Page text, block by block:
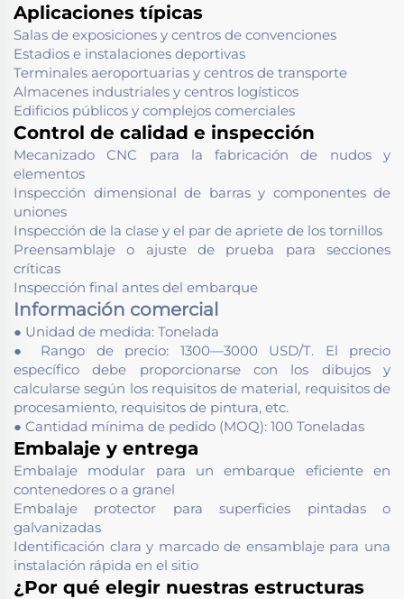
Aplicaciones típicas
Salas de exposiciones y centros de convenciones
Estadios e instalaciones deportivas
Terminales aeroportuarias y centros de transporte
Almacenes industriales y centros logísticos
Edificios públicos y complejos comerciales
Control de calidad e inspección
Mecanizado CNC para la fabricación de nudos y
elementos
Inspección dimensional de barras y componentes de
uniones
Inspección de la clase y el par de apriete de los tornillos
Preensamblaje o ajuste de prueba para secciones
críticas
Inspección final antes del embarque
Información comercial
● Unidad de medida: Tonelada
● Rango de precio: 1300—3000 USD/T. El precio
específico debe proporcionarse con los dibujos y
calcularse según los requisitos de material, requisitos de
procesamiento, requisitos de pintura, etc.
● Cantidad mínima de pedido (MOQ): 100 Toneladas
Embalaje y entrega
Embalaje modular para un embarque eficiente en
contenedores o a granel
Embalaje protector para superficies pintadas o
galvanizadas
Identificación clara y marcado de ensamblaje para una
instalación rápida en el sitio
¿Por qué elegir nuestras estructuras